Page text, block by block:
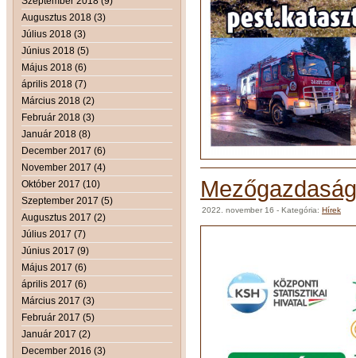
Augusztus 2018 (3)
Július 2018 (3)
Június 2018 (5)
Május 2018 (6)
április 2018 (7)
Március 2018 (2)
Február 2018 (3)
Január 2018 (8)
December 2017 (6)
November 2017 (4)
Október 2017 (10)
Szeptember 2017 (5)
Augusztus 2017 (2)
Július 2017 (7)
Június 2017 (9)
Május 2017 (6)
április 2017 (6)
Március 2017 (3)
Február 2017 (5)
Január 2017 (2)
December 2016 (3)
2022. november 16 - Kategória: Hírek